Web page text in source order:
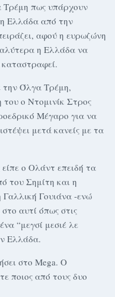
Τρέμη πως υπάρχουν
Ελλάδα από την
αφού η ευρωζώνη
η Ελλάδα να
την Όλγα Τρέμη,
του ο Ντομινίκ Στρος
Μέγαρο για να
μετά κανείς με τα
ο Ολάντ επειδή τα
του Σημίτη και η
Γαλλική Γουιάνα -ενώ
αυτί όπως στις
“μεγσί μεσιέ λε
Ελλάδα.
στο Mega. Ο
ποιος από τους δυο